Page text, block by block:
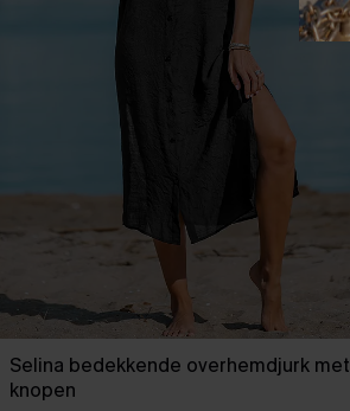
Selina bedekkende overhemdjurk met
knopen